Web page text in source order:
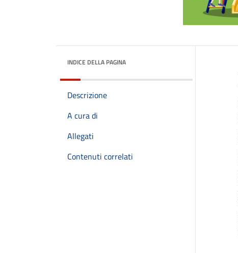
INDICE DELLA PAGINA
Descrizione
A cura di
Allegati
Contenuti correlati